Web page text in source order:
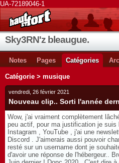
UA-72189046-1
Sky3RN'z bleaugue.
Notes Pages Catégories
Catégorie > musique
vendredi, 26 février 2021
Nouveau clip.. Sorti l'année
Wow, j'ai vraiment complètement
peu actif, pour ma justification je
Instagram , YouTube , j'ai une
Discord . J'aimerais aussi pouvoir
resté sur un username dont je
d'avoir une réponse de l'hébergeur..